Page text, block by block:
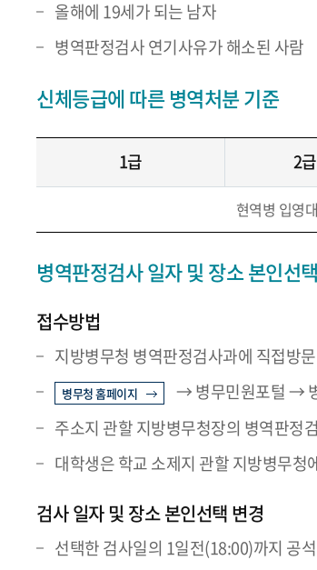
올해에 19세가 되는 남자
병역판정검사 연기사유가 해소된 사람
신체등급에 따른 병역처분 기준
1급 2급
현역병 입영
병역판정검사 일자 및 장소 본인선
접수방법
지방병무청 병역판정검사과에 직접방
병무청 홈페이지
→ 병무민원포털 →
주소지 관할 지방병무청장의 병역판정
대학생은 학교 소제지 관할 지방병무청
검사 일자 및 장소 본인선택 변경
선택한 검사일의 1일전(18:00)까지 공